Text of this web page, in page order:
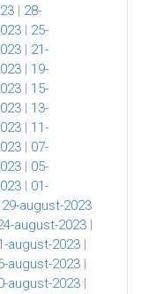
| 28-
| 25-
| 21-
| 19-
| 15-
| 13-
| 11-
| 07-
| 05-
| 01-
29-august-2023
august-2023 |
august-2023 |
august-2023 |
august-2023 |